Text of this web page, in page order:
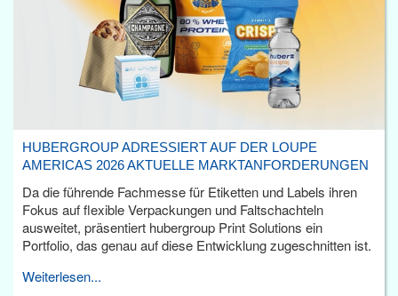
HUBERGROUP ADRESSIERT AUF DER LOUPE
AMERICAS 2026 AKTUELLE MARKTANFORDERUNGEN
Da die führende Fachmesse für Etiketten und Labels ihren
Fokus auf flexible Verpackungen und Faltschachteln
ausweitet, präsentiert hubergroup Print Solutions ein
Portfolio, das genau auf diese Entwicklung zugeschnitten ist.
Weiterlesen...